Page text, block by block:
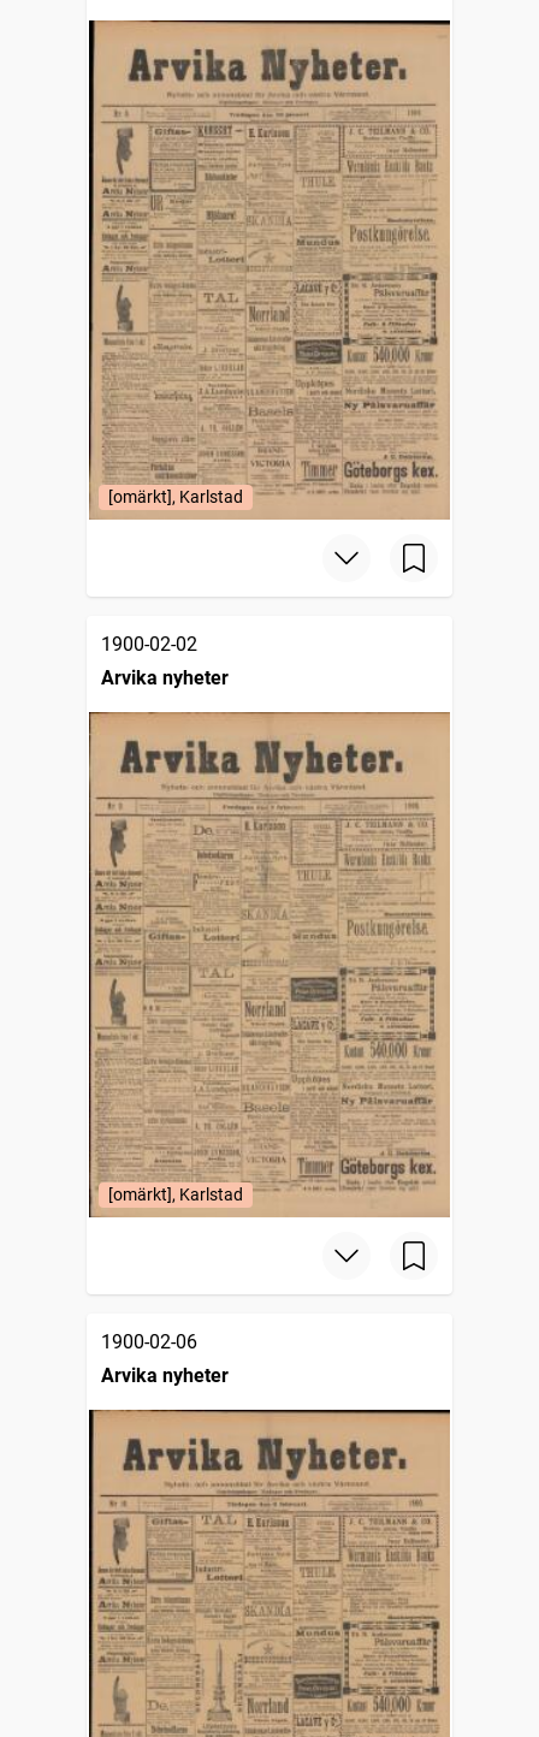
[omärkt], Karlstad
1900-02-02
Arvika nyheter
[omärkt], Karlstad
1900-02-06
Arvika nyheter